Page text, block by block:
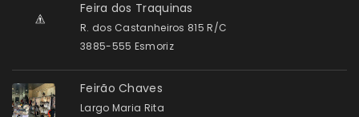
Feira dos Traquinas
R. dos Castanheiros 815 R/C
3885-555 Esmoriz
Feirão Chaves
Largo Maria Rita